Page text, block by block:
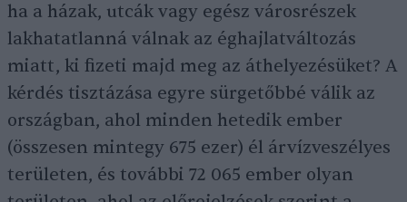
ha a házak, utcák vagy egész városrészek
lakhatatlanná válnak az éghajlatváltozás
miatt, ki fizeti majd meg az áthelyezésüket? A
kérdés tisztázása egyre sürgetőbbé válik az
országban, ahol minden hetedik ember
(összesen mintegy 675 ezer) él árvízveszélyes
területen, és további 72 065 ember olyan